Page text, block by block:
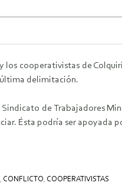
los cooperativistas de
última delimitación.
de Trabajadores
Ésta podría ser apoyada
, CONFLICTO, COOPERATIVISTAS